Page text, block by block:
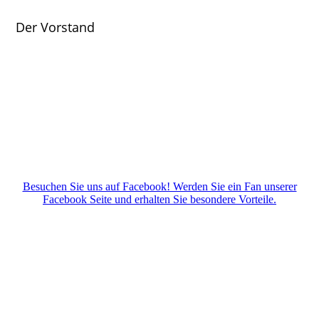
Der Vorstand
Besuchen Sie uns auf Facebook! Werden Sie ein Fan unserer
Facebook Seite und erhalten Sie besondere Vorteile.